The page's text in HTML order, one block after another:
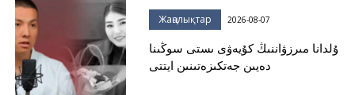
Жаңалықтар 2026-08-07
ۇلدانا مىرزۋاننىڭ كۇيەۋى ىستى سوڭىنا
دەيىن جەتكىزەتىنىن ايتتى